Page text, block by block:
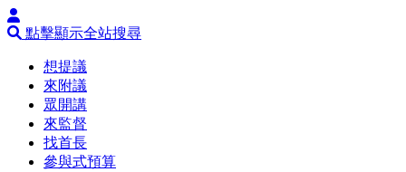
點擊顯示全站搜尋
想提議
來附議
眾開講
來監督
找首長
參與式預算